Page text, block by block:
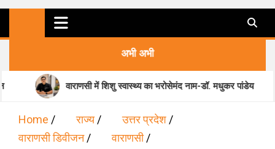
NewsLab24
जाँची परखी ख़बर
अभी अभी
वाराणसी में शिशु स्वास्थ्य का भरोसेमंद नाम-डॉ. मधुकर पांडेय
Home राज्य
उत्तर प्रदेश
वाराणसी डिवीजन
वाराणसी